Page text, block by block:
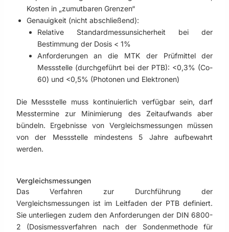
Kosten in „zumutbaren Grenzen“
Genauigkeit (nicht abschließend):
Relative Standardmessunsicherheit bei der
Bestimmung der Dosis < 1%
Anforderungen an die MTK der Prüfmittel der
Messstelle (durchgeführt bei der PTB): <0,3% (Co-
60) und <0,5% (Photonen und Elektronen)
Die Messstelle muss kontinuierlich verfügbar sein, darf
Messtermine zur Minimierung des Zeitaufwands aber
bündeln. Ergebnisse von Vergleichsmessungen müssen
von der Messstelle mindestens 5 Jahre aufbewahrt
werden.
Vergleichsmessungen
Das Verfahren zur Durchführung der
Vergleichsmessungen ist im Leitfaden der PTB definiert.
Sie unterliegen zudem den Anforderungen der DIN 6800-
2 (Dosismessverfahren nach der Sondenmethode für